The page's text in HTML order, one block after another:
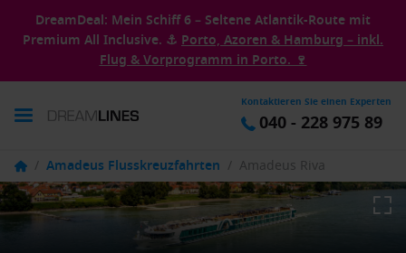
DreamDeal: Mein Schiff 6 – Seltene Atlantik-Route mit
Premium All Inclusive. ⚓ Porto, Azoren & Hamburg – inkl.
Flug & Vorprogramm in Porto. 🍷
Kontaktieren Sie einen Experten
040 - 228 975 89
/ Amadeus Flusskreuzfahrten / Amadeus Riva